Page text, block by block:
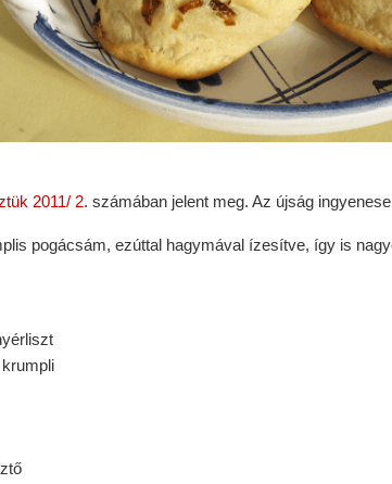
2011/ 2. számában jelent meg. Az újság
pogácsám, ezúttal hagymával ízesítve, így is